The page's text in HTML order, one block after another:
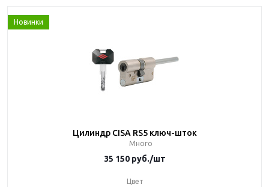
Новинки
Цилиндр CISA RS5 ключ-шток
Много
35 150 руб./шт
Цвет